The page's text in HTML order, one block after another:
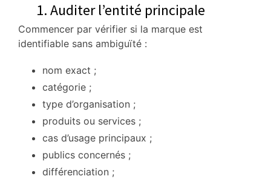
1. Auditer l’entité principale
Commencer par vérifier si la marque est
identifiable sans ambiguïté :
nom exact ;
catégorie ;
type d’organisation ;
produits ou services ;
cas d’usage principaux ;
publics concernés ;
différenciation ;